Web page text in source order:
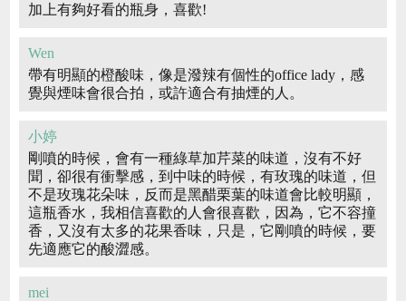
加上有夠好看的瓶身，喜歡!
Wen
帶有明顯的橙酸味，像是潑辣有個性的office lady，感
覺與煙味會很合拍，或許適合有抽煙的人。
小婷
剛噴的時候，會有一種綠草加芹菜的味道，沒有不好
聞，卻很有衝擊感，到中味的時候，有玫瑰的味道，但
不是玫瑰花朵味，反而是黑醋栗葉的味道會比較明顯，
這瓶香水，我相信喜歡的人會很喜歡，因為，它不容撞
香，又沒有太多的花果香味，只是，它剛噴的時候，要
先適應它的酸澀感。
mei